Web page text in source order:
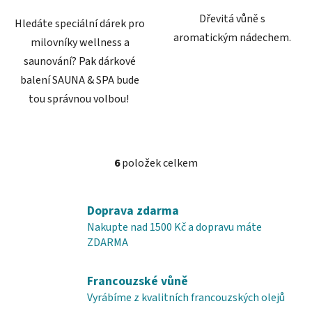
Hledáte speciální dárek pro
milovníky wellness a
saunování? Pak dárkové
balení SAUNA & SPA bude
tou správnou volbou!
Dřevitá vůně s
aromatickým nádechem.
O
á
d
í
p
6položek celkem
Doprava zdarma
Nakupte nad 1500 Kč a dopravu máte
ZDARMA
Francouzské vůně
Vyrábíme z kvalitních francouzských olejů